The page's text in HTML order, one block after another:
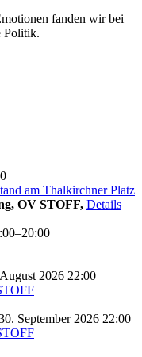
fanden wir bei
Politik.
am Thalkirchner Platz
OV STOFF, Details
2026 22:00
September 2026 22:00